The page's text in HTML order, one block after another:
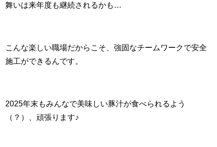
舞いは来年度も継続されるかも…
こんな楽しい職場だからこそ、強固なチームワークで安全
施工ができるんです。
2025年末もみんなで美味しい豚汁が食べられるよう
（？）、頑張ります♪